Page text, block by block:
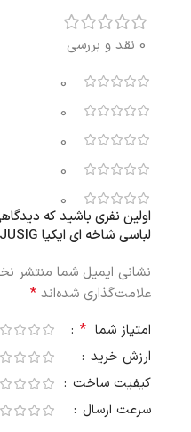
0 نقد و بررسی
0
0
0
0
0
اولین نفری باشید که
لباسی شاخه ای ایکیا TJUSIG”
نشانی ایمیل شما منتشر
علامت‌گذاری شده‌اند *
امتیاز شما *
ارزش خرید
کیفیت ساخت
سرعت ارسال